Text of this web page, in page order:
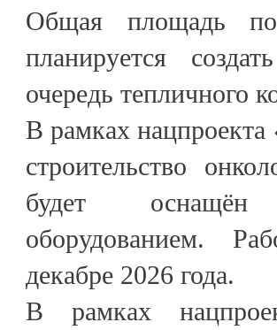
Общая площадь по
планируется
очередь тепличного
В рамках нацпроекта
строительство
будет оснащён
оборудованием.
декабре 2026 года.
В рамках